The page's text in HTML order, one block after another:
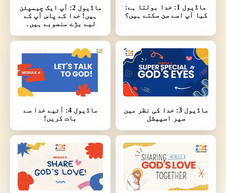
ماڈیول 1: خدا بولتا ہے:
کیا آپ اسے سن سکتے ہیں؟
ماڈیول 2: آپ ایک چیمپئن
ہیں! خدا کے پاس آپ کے
لیے بڑے منصوبے ہیں۔
ماڈیول 3: خدا کی نظر میں
سپر اسپیشل
ماڈیول 4: آئیے خدا سے
بات کریں!